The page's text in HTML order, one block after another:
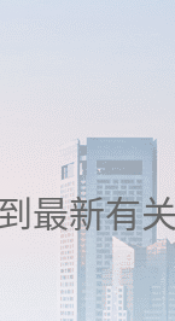
最新有